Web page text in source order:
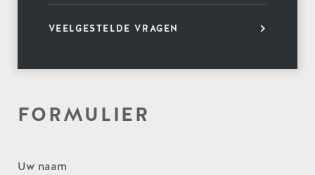
VEELGESTELDE VRAGEN
FORMULIER
Uw naam